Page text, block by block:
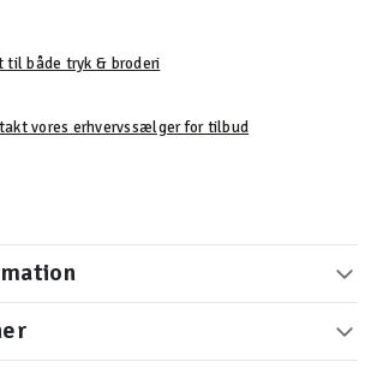
til både tryk & broderi
vores erhvervssælger for tilbud